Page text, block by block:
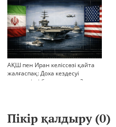
АҚШ пен Иран келіссөзі қайта
жалғаспақ: Доха кездесуі
шиеленісті бәсеңдете ме?
Пікір қалдыру (0)